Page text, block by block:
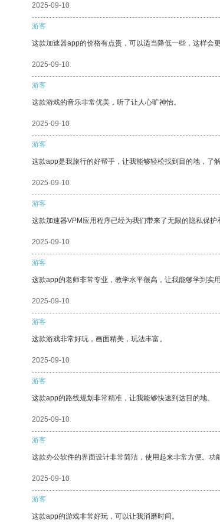
2025-09-10
游客
这款加速器app的价格有点贵，可以适当降低一些，这样会更
2025-09-10
游客
这款游戏的音乐非常优美，听了让人心旷神怡。
2025-09-10
游客
这款app是我旅行的好帮手，让我能够轻松找到目的地，了
2025-09-10
游客
这款加速器VPM应用程序已经为我们带来了无限的隐私保护
2025-09-10
游客
这款app的老师非常专业，教学水平很高，让我能够学到实用
2025-09-10
游客
这款游戏非常好玩，画面精美，玩法丰富。
2025-09-10
游客
这款app的路线规划非常精准，让我能够快速到达目的地。
2025-09-10
游客
这款办公软件的界面设计非常简洁，使用起来非常方便。功
2025-09-10
游客
这款app的游戏非常好玩，可以让我消磨时间。